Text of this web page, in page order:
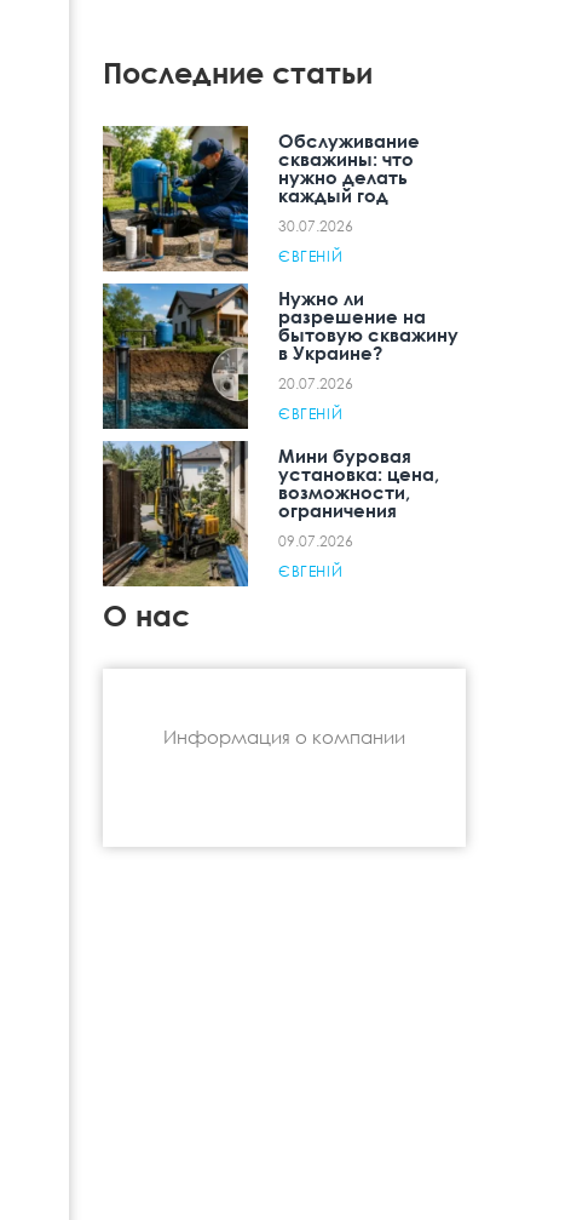
Последние статьи
Обслуживание
скважины: что
нужно делать
каждый год
30.07.2026
ЄВГЕНІЙ
Нужно ли
разрешение на
бытовую скважину
в Украине?
20.07.2026
ЄВГЕНІЙ
Мини буровая
установка: цена,
возможности,
ограничения
09.07.2026
ЄВГЕНІЙ
О нас
Информация о компании